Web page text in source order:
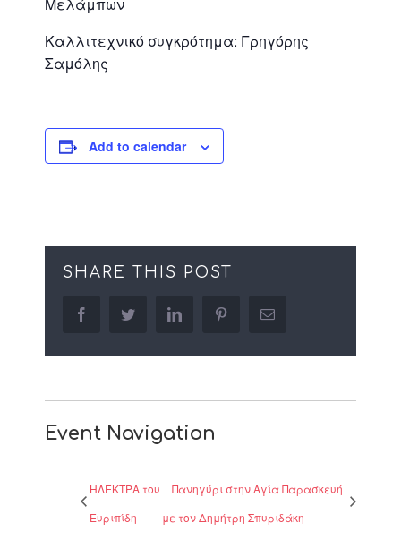
Καλλιτεχνικό συγκρότημα: Γρηγόρης
Σαμόλης
Add to calendar
SHARE THIS POST
facebooktwitter linkedin pinterestEmail
Event Navigation
ΗΛΕΚΤΡΑ του
Ευριπίδη
Πανηγύρι στην Αγία Παρασκευή
με τον Δημήτρη Σπυριδάκη